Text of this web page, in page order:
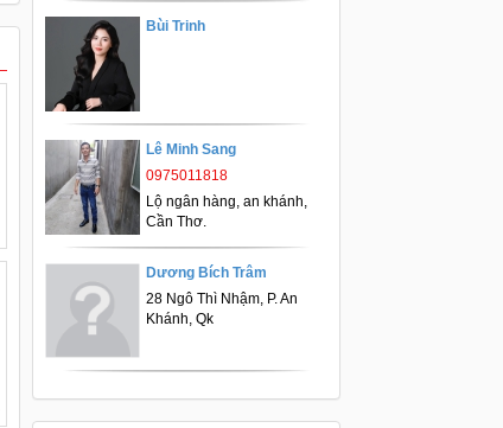
Bùi Trinh
Lê Minh Sang
0975011818
Lộ ngân hàng, an khánh,
Cần Thơ.
Dương Bích Trâm
28 Ngô Thì Nhậm, P. An
Khánh, Qk